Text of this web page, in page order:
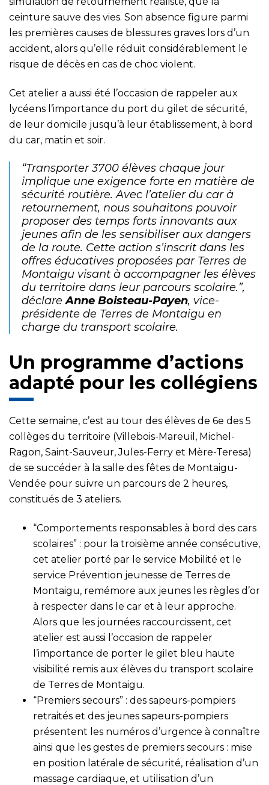
ceinture sauve des vies. Son absence figure parmi
les premières causes de blessures graves lors d’un
accident, alors qu’elle réduit considérablement le
risque de décès en cas de choc violent.
Cet atelier a aussi été l’occasion de rappeler aux
lycéens l’importance du port du gilet de sécurité,
de leur domicile jusqu’à leur établissement, à bord
du car, matin et soir.
“Transporter 3700 élèves chaque jour
implique une exigence forte en matière de
sécurité routière. Avec l’atelier du car à
retournement, nous souhaitons pouvoir
proposer des temps forts innovants aux
jeunes afin de les sensibiliser aux dangers
de la route. Cette action s’inscrit dans les
offres éducatives proposées par Terres de
Montaigu visant à accompagner les élèves
du territoire dans leur parcours scolaire.”,
déclareAnne Boisteau-Payen, vice-
présidente de Terres de Montaigu en
charge du transport scolaire.
Un programme d’actions
adapté pour les collégiens
Cette semaine, c’est au tour des élèves de 6e des 5
collèges du territoire (Villebois-Mareuil, Michel-
Ragon, Saint-Sauveur, Jules-Ferry et Mère-Teresa)
de se succéder à la salle des fêtes de Montaigu-
Vendée pour suivre un parcours de 2 heures,
constitués de 3 ateliers.
“Comportements responsables à bord des cars
scolaires” : pour la troisième année consécutive,
cet atelier porté par le service Mobilité et le
service Prévention jeunesse de Terres de
Montaigu, remémore aux jeunes les règles d’or
à respecter dans le car et à leur approche.
Alors que les journées raccourcissent, cet
atelier est aussi l’occasion de rappeler
l’importance de porter le gilet bleu haute
visibilité remis aux élèves du transport scolaire
de Terres de Montaigu.
“Premiers secours” : des sapeurs-pompiers
retraités et des jeunes sapeurs-pompiers
présentent les numéros d’urgence à connaître
ainsi que les gestes de premiers secours : mise
en position latérale de sécurité, réalisation d’un
massage cardiaque, et utilisation d’un